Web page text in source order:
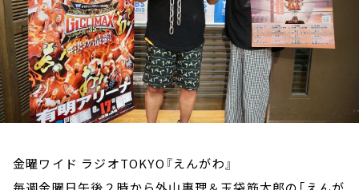
金曜ワイド ラジオTOKYO『えんがわ』